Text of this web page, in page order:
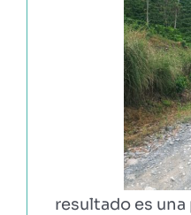
resultado es